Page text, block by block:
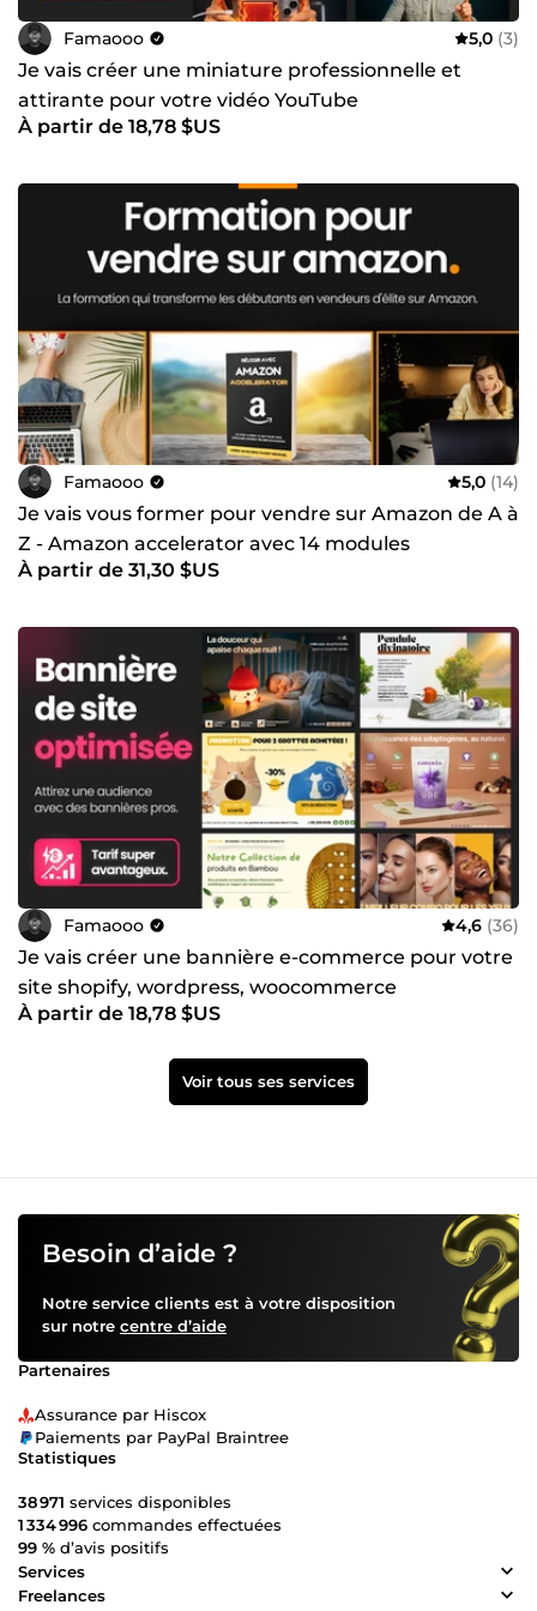
Famaooo 5,0 (3)
Je vais créer une miniature professionnelle et
attirante pour votre vidéo YouTube
À partir de 18,78 $US
Famaooo 5,0 (14)
Je vais vous former pour vendre sur Amazon de A à
Z - Amazon accelerator avec 14 modules
À partir de 31,30 $US
Famaooo 4,6 (36)
Je vais créer une bannière e-commerce pour votre
site shopify, wordpress, woocommerce
À partir de 18,78 $US
Voir tous ses services
Besoin d’aide ?
Notre service clients est à votre disposition
sur notre centre d’aide
Partenaires
Assurance par Hiscox
Paiements par PayPal Braintree
Statistiques
38 971 services disponibles
1 334 996 commandes effectuées
99 % d’avis positifs
Services
Freelances